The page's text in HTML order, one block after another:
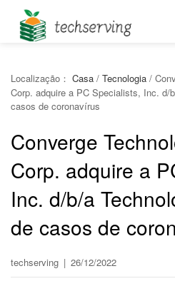
Localização： Casa / Tecnologia /
Corp. adquire a PC Specialists, Inc. d/
casos de coronavírus
Converge
Corp. adquire a
Inc. d/b/a
de casos de
techserving | 26/12/2022